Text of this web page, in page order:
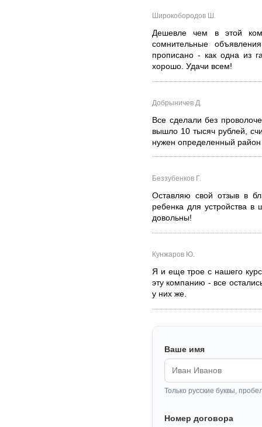
Широкобородов Ш.
Дешевле чем в этой
сомнительные
прописано - как одна из
хорошо. Удачи всем!
Добрыничев Д.
Все сделали без
вышло 10 тысяч рублей,
нужен определенный
Беззубенков Г.
Оставляю свой отзыв в
ребенка для устройства в
довольны!
Кунжаров Ю.
Я и еще трое с нашего
эту компанию - все
у них же.
Ваше имя
Только русские буквы,
Номер договора